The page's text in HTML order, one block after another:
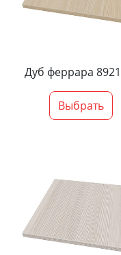
Дуб феррара
Выбрать